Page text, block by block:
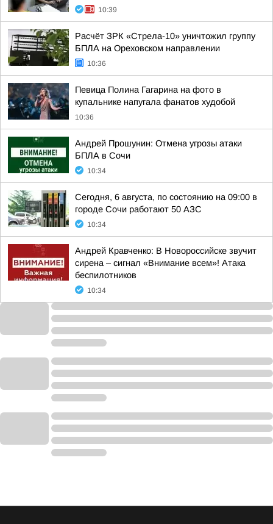
10:39
Расчёт ЗРК «Стрела-10» уничтожил группу
БПЛА на Ореховском направлении
10:36
Певица Полина Гагарина на фото в
купальнике напугала фанатов худобой
10:36
Андрей Прошунин: Отмена угрозы атаки
БПЛА в Сочи
10:34
Сегодня, 6 августа, по состоянию на 09:00 в
городе Сочи работают 50 АЗС
10:34
Андрей Кравченко: В Новороссийске звучит
сирена – сигнал «Внимание всем»! Атака
беспилотников
10:34